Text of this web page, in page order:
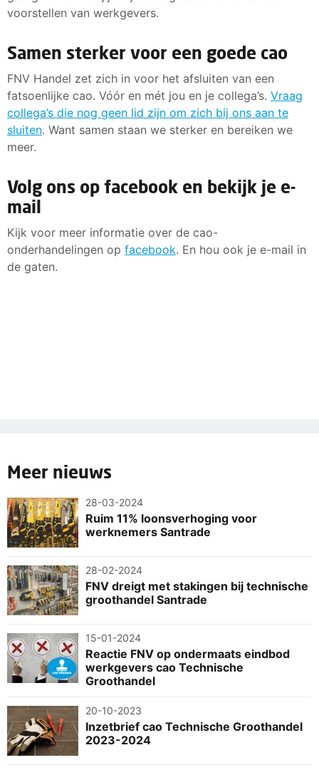
voorstellen van werkgevers.
Samen sterker voor een goede cao
FNV Handel zet zich in voor het afsluiten van een
fatsoenlijke cao. Vóór en mét jou en je collega’s. Vraag
collega’s die nog geen lid zijn om zich bij ons aan te
sluiten. Want samen staan we sterker en bereiken we
meer.
Volg ons op facebook en bekijk je e-
mail
Kijk voor meer informatie over de cao-
onderhandelingen op facebook. En hou ook je e-mail in
de gaten.
Meer nieuws
28-03-2024
Ruim 11% loonsverhoging voor
werknemers Santrade
28-02-2024
FNV dreigt met stakingen bij technische
groothandel Santrade
15-01-2024
Reactie FNV op ondermaats eindbod
werkgevers cao Technische
Groothandel
20-10-2023
Inzetbrief cao Technische Groothandel
2023-2024